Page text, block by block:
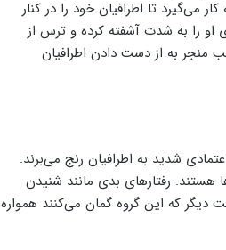
می‌گیرد تا اطرافیان خود را در کنار
او را به شدت آشفته کرده و ترس از
منجر به از دست دادن اطرافیان
شدید به اطرافیان رنج می‌برند.
هستند. رفتارهای بدی مانند شنیدن
دیگر که این گروه گمان می‌کنند همواره